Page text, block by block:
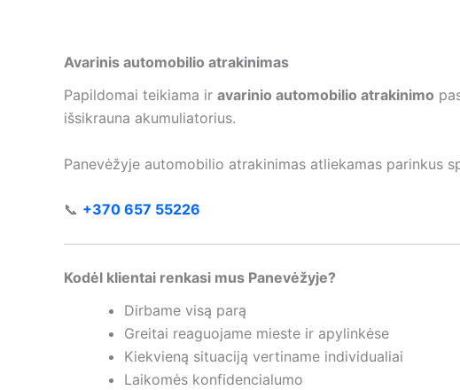
Avarinis automobilio atrakinimas
Papildomai teikiama ir avarinio automobilio atrakinimo
išsikrauna akumuliatorius.
Panevėžyje automobilio atrakinimas atliekamas parinkus
📞 +370 657 55226
Kodėl klientai renkasi mus Panevėžyje?
Dirbame visą parą
Greitai reaguojame mieste ir apylinkėse
Kiekvieną situaciją vertiname individualiai
Laikomės konfidencialumo